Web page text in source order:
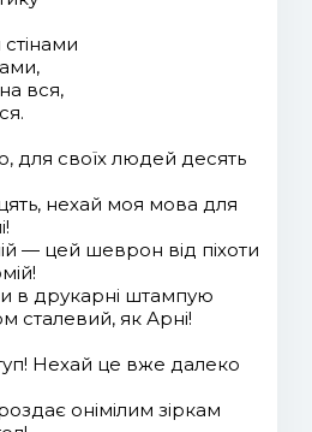
вся,
для своїх людей десять
нехай моя мова для
— цей шеврон від піхоти
в друкарні штампую
сталевий, як Арні!
Нехай це вже далеко
онімілим зіркам